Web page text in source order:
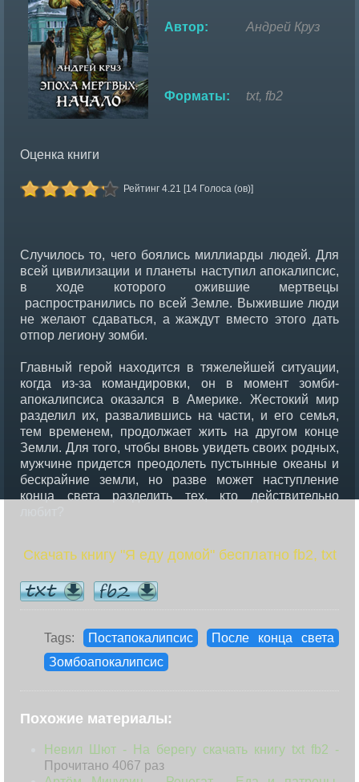
Автор: Андрей Круз
Форматы: txt, fb2
Оценка книги
Рейтинг 4.21 [14 Голоса (ов)]
Случилось то, чего боялись миллиарды людей. Для
всей цивилизации и планеты наступил апокалипсис,
в ходе которого ожившие мертвецы
распространились по всей Земле. Выжившие люди
не желают сдаваться, а жаждут вместо этого дать
отпор легиону зомби.
Главный герой находится в тяжелейшей ситуации,
когда из-за командировки, он в момент зомби-
апокалипсиса оказался в Америке. Жестокий мир
разделил их, развалившись на части, и его семья,
тем временем, продолжает жить на другом конце
Земли. Для того, чтобы вновь увидеть своих родных,
мужчине придется преодолеть пустынные океаны и
бескрайние земли, но разве может наступление
конца света разделить тех, кто действительно
Скачать книгу "Я еду домой" бесплатно fb2, txt
Tags: Постапокалипсис
После конца света
Зомбоапокалипсис
Похожие материалы:
Невил Шют - На берегу скачать книгу txt fb2 -
Прочитано 4067 раз